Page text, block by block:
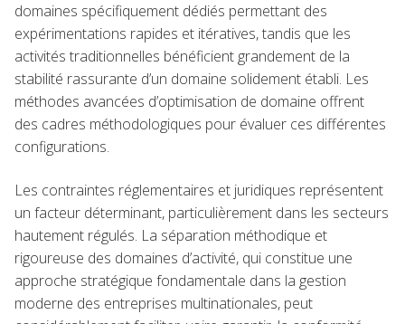
domaines spécifiquement dédiés permettant des
expérimentations rapides et itératives, tandis que les
activités traditionnelles bénéficient grandement de la
stabilité rassurante d’un domaine solidement établi. Les
méthodes avancées d’optimisation de domaine offrent
des cadres méthodologiques pour évaluer ces différentes
configurations.
Les contraintes réglementaires et juridiques représentent
un facteur déterminant, particulièrement dans les secteurs
hautement régulés. La séparation méthodique et
rigoureuse des domaines d’activité, qui constitue une
approche stratégique fondamentale dans la gestion
moderne des entreprises multinationales, peut